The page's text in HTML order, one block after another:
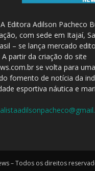
Editora Adilson Pacheco
com sede em Itajaí,
– se lança mercado
A partir da criação do site
se volta para uma
fomento de notícia da
esportiva náutica e
– Todos os direitos